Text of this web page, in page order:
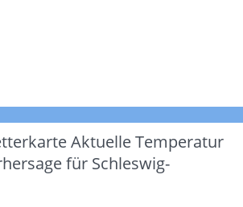
Aktuelle Temperatur
für Schleswig-